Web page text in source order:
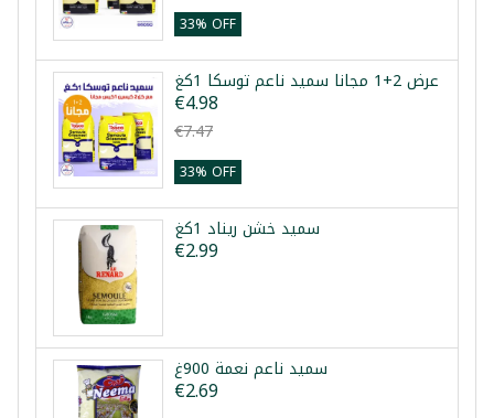
33% OFF
عرض 2+1 مجانا سميد ناعم توسكا 1كغ
€4.98
€7.47
33% OFF
سميد خشن ريناد 1كغ
€2.99
سميد ناعم نعمة 900غ
€2.69